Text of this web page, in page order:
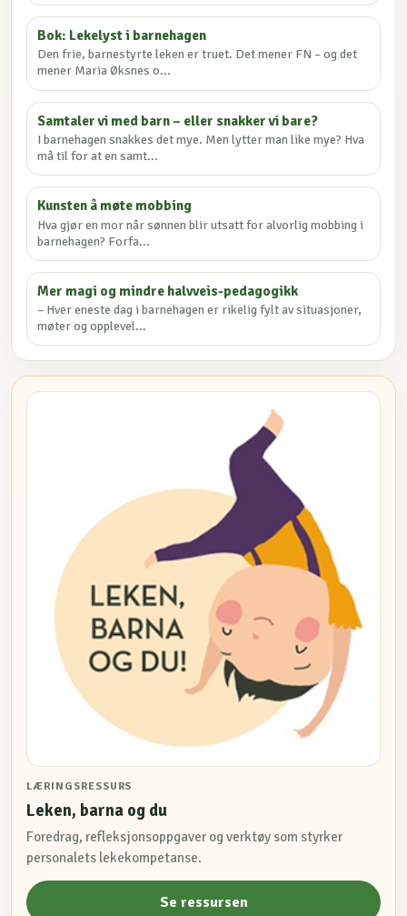
Bok: Lekelyst i barnehagen
Den frie, barnestyrte leken er truet. Det mener FN – og det
mener Maria Øksnes o...
Samtaler vi med barn – eller snakker vi bare?
I barnehagen snakkes det mye. Men lytter man like mye? Hva
må til for at en samt...
Kunsten å møte mobbing
Hva gjør en mor når sønnen blir utsatt for alvorlig mobbing i
barnehagen? Forfa...
Mer magi og mindre halvveis-pedagogikk
– Hver eneste dag i barnehagen er rikelig fylt av situasjoner,
møter og opplevel...
LÆRINGSRESSURS
Leken, barna og du
Foredrag, refleksjonsoppgaver og verktøy som styrker
personalets lekekompetanse.
Se ressursen